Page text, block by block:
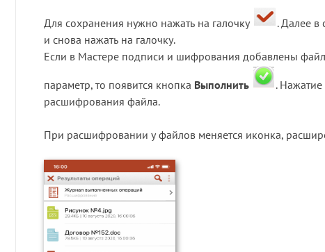
Для сохранения нужно нажать на галочку
. Далее в
и снова нажать на галочку.
Если в Мастере подписи и шифрования добавлены
параметр, то появится кнопка Выполнить .
расшифрования файла.
При расшифровании у файлов меняется иконка,